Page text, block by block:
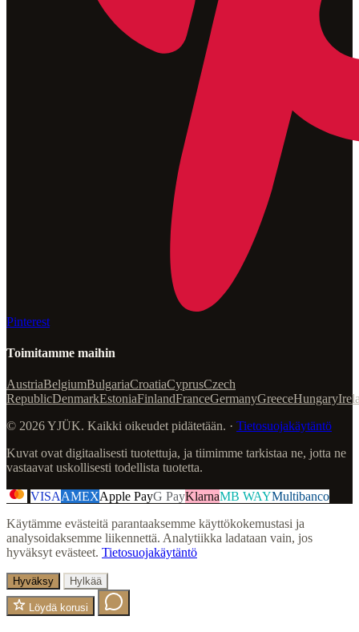
Pinterest
Toimitamme maihin
AustriaBelgiumBulgariaCroatiaCyprusCzech
RepublicDenmarkEstoniaFinlandFranceGermanyGreeceHungary
© 2026 YJÜK. Kaikki oikeudet pidätetään. · Tietosuojakäytäntö
Kuvat ovat digitaalisesti tuotettuja, ja tiimimme tarkistaa ne, jotta ne
vastaavat uskollisesti todellista tuotetta.
VISAAMEXApple PayG PayKlarnaMB WAYMultibanco
Käytämme evästeitä parantaaksemme käyttökokemustasi ja
analysoidaksemme liikennettä. Analytiikka ladataan vain, jos
hyväksyt evästeet. Tietosuojakäytäntö
Hyväksy Hylkää
Löydä korusi